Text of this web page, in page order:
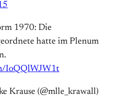
1970: Die
hatte im Plenum
IoQQlWJW1t
Krause (@mlle_krawall)